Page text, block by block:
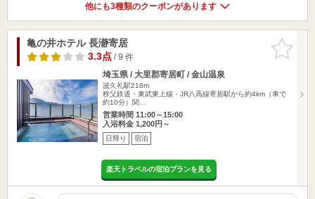
他にも3種類のクーポンがあります
お気に入
りに追加
亀の井ホテル 長瀞寄居
3.3点/ 9 件
埼玉県 / 大里郡寄居町 / 金山温泉
波久礼駅218m
秩父鉄道・東武東上線・JR八高線寄居駅から約4km（車で
約10分）関…
営業時間 11:00～15:00
入浴料金 1,200円～
日帰り 宿泊
楽天トラベルの宿泊プランを見る